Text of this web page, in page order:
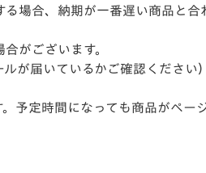
場合、納期が一番遅い商品と
がございます。
が届いているかご確認ください
予定時間になっても商品がペー